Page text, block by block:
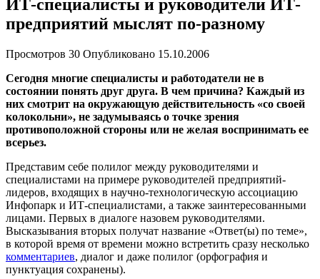
ИТ-специалисты и руководители ИТ-
предприятий мыслят по-разному
Просмотров 30 Опубликовано 15.10.2006
Сегодня многие специалисты и работодатели не в
состоянии понять друг друга. В чем причина? Каждый из
них смотрит на окружающую действительность «со своей
колокольни», не задумываясь о точке зрения
противоположной стороны или не желая воспринимать ее
всерьез.
Представим себе полилог между руководителями и
специалистами на примере руководителей предприятий-
лидеров, входящих в научно-технологическую ассоциацию
Инфопарк и ИТ-специалистами, а также заинтересованными
лицами. Первых в диалоге назовем руководителями.
Высказывания вторых получат название «Ответ(ы) по теме»,
в которой время от времени можно встретить сразу несколько
комментариев, диалог и даже полилог (орфография и
пунктуация сохранены).